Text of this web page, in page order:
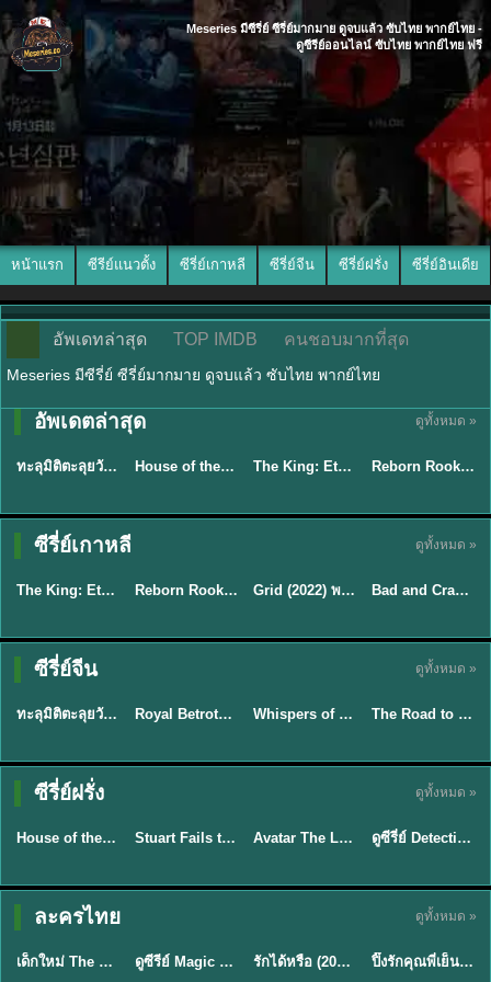
Meseries มีซีรี่ย์ ซีรี่ย์มากมาย ดูจบแล้ว ซับไทย พากย์ไทย -
ดูซีรีย์ออนไลน์ ซับไทย พากย์ไทย ฟรี
หน้าแรก ซีรีย์แนวตั้ง ซีรี่ย์เกาหลี ซีรี่ย์จีน ซีรี่ย์ฝรั่ง ซีรี่ย์อินเดีย
อัพเดทล่าสุด TOP IMDB คนชอบมากที่สุด
Meseries มีซีรี่ย์ ซีรี่ย์มากมาย ดูจบแล้ว ซับไทย พากย์ไทย
อัพเดตล่าสุด ดูทั้งหมด »
★9
พากย์ไทย
ทะลุมิติตะลุยวังหลวง (2026) How Dare You!? พากย์ไทย EP.1-32 ★8.4 House of the Dragon ตระกูลแห่งมังกร (2026) พากย์ไทย (ซีซั่น 1-3) ★8.2 The King: Eternal Monarch จอมราชันบัลลังก์อมตะ (2020) พากย์ไทย EP.1-16 ★8.1
พากย์ไทย
Reborn Rookie มือใหม่หัดแค้น (2026) พากย์ไทย ซับไทย EP.1-12
ซีรี่ย์เกาหลี ดูทั้งหมด »
★8.2
พากย์ไทย
The King: Eternal Monarch จอมราชันบัลลังก์อมตะ (2020) พากย์ไทย EP.1-16 ★8.1 Reborn Rookie มือใหม่หัดแค้น (2026) พากย์ไทย ซับไทย EP.1-12 ★7 Grid (2022) พากย์ไทย ซับไทย EP.1-10 ★7.9
พากย์ไทย
Bad and Crazy เลว ชั่ว บ้าระห่ำ (2021) พากย์ไทย ซับไทย EP.1-12
ซีรี่ย์จีน ดูทั้งหมด »
★9
พากย์ไทย
ทะลุมิติตะลุยวังหลวง (2026) How Dare You!? พากย์ไทย EP.1-32 ★9 Royal Betrothal (2026) สัญญาวิวาห์แห่งราชวงศ์ พากย์ไทย ซับไทย EP1-32 ★8.5 Whispers of Southern Song ศึกชิงหยกพิศวง (2026) ซับไทย EP.1-24 (จบ)
ซับไทย
The Road to Splendor พราวพร่างบุปผาตระการ (2026) พากย์ไทย ซับไทย EP.1-36
ซีรี่ย์ฝรั่ง ดูทั้งหมด »
★8.4
พากย์ไทย
House of the Dragon ตระกูลแห่งมังกร (2026) พากย์ไทย (ซีซั่น 1-3) ★9.3 Stuart Fails to Save the Universe สจ๊วตล่มแผนกู้จักรวาล (2026) พากย์ไทย ซับไทย EP.1-10 ★7.8 EP.7Avatar The Last Airbender 2 เณรน้อยเจ้าอภินิหาร พากย์ไทย EP.9
พากย์ไทย
ดูซีรี่ย์ Detective Hole (2026) พากย์ไทย HD ฟรี อัปเดตล่าสุด Netflix
ละครไทย ดูทั้งหมด »
★ 8 EP.6
พากย์ไทย
เด็กใหม่ The Reset 2026 EP1-6 พากย์ไทย ดูซีรี่ย์ Netflix ล่าสุด HD ดูซีรีย์ Magic Move (2026) ทำนายทายรัก Thai EP.1-10 HD รักได้หรือ (2026) YOUNG Let's Begin Again พากย์ไทย EP.1-19 ★8
พากย์ไทย
ปิ๊งรักคุณพี่เย็นชา (2026) Frozen Valentine EP.1-10 (จบ)